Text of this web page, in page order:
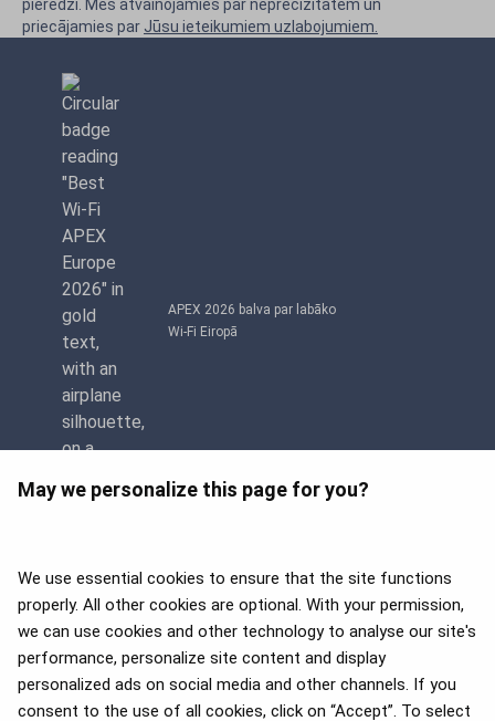
May we personalize this page for you?
We use essential cookies to ensure that the site functions
properly. All other cookies are optional. With your permission,
we can use cookies and other technology to analyse our site's
performance, personalize site content and display
personalized ads on social media and other channels. If you
consent to the use of all cookies, click on “Accept”. To select
pieredzi. Mēs atvainojamies par neprecizitātēm un
priecājamies par Jūsu ieteikumiem uzlabojumiem.
APEX 2026 balva par labāko
Wi-Fi Eiropā
APEX 2026 Five Star Major
Airline Award